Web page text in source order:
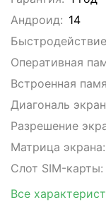
Андроид: 14
Оперативная
Встроенная
Диагональ
Разрешение
Матрица экрана:
Слот SIM-карты:
Все